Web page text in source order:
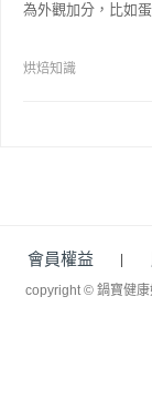
為外觀加分，比如
烘焙知識
會員權益
copyright © 鍋寶健